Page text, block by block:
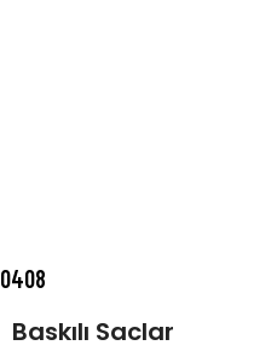
0408
Baskılı Saclar